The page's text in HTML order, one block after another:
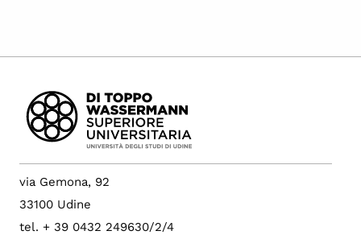
via Gemona, 92
33100 Udine
tel. + 39 0432 249630/2/4